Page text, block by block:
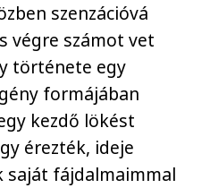
szenzációvá
végre számot vet
története egy
formájában
kezdő lökést
érezték, ideje
fájdalmaimmal